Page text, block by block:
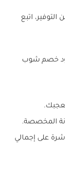
اتبع
خصم شوب
المخصصة.
على إجمالي